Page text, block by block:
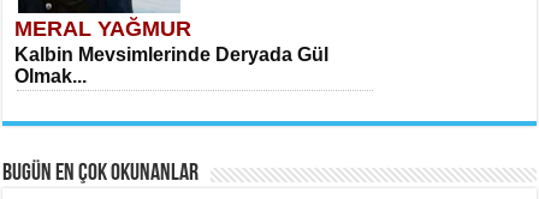
MERAL YAĞMUR
Kalbin Mevsimlerinde Deryada Gül
Olmak...
BUGÜN EN ÇOK OKUNANLAR